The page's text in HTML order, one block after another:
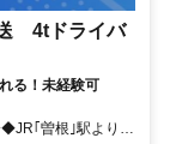
4tドライバ
る！未経験可
｢曽根｣駅より徒